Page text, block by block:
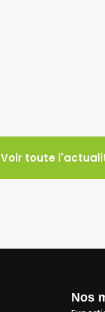
Voir toute
Nos